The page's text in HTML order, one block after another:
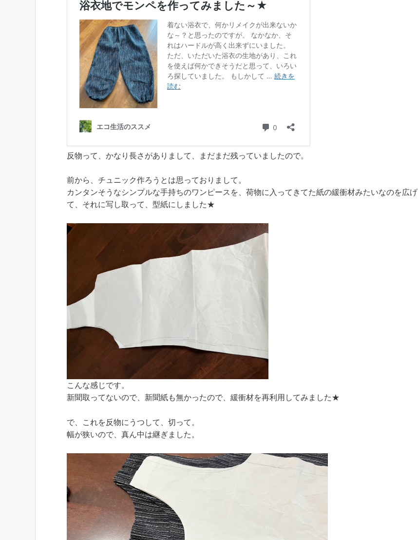
反物って、かなり長さがありまして、まだまだ残っていましたので。
前から、チュニック作ろうとは思っておりまして。
カンタンそうなシンプルな手持ちのワンピースを、荷物に入ってきてた紙の緩衝材みたいなのを広げ
て、それに写し取って、型紙にしました★
こんな感じです。
新聞取ってないので、新聞紙も無かったので、緩衝材を再利用してみました★
で、これを反物にうつして、切って。
幅が狭いので、真ん中は継ぎました。